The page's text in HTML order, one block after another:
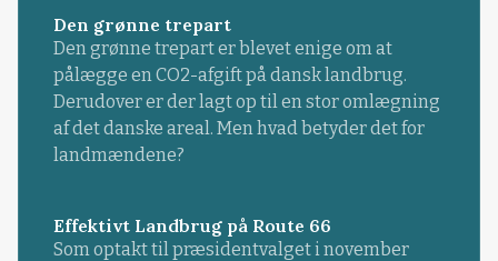
Den grønne trepart
Den grønne trepart er blevet enige om at
pålægge en CO2-afgift på dansk landbrug.
Derudover er der lagt op til en stor omlægning
af det danske areal. Men hvad betyder det for
landmændene?
Effektivt Landbrug på Route 66
Som optakt til præsidentvalget i november